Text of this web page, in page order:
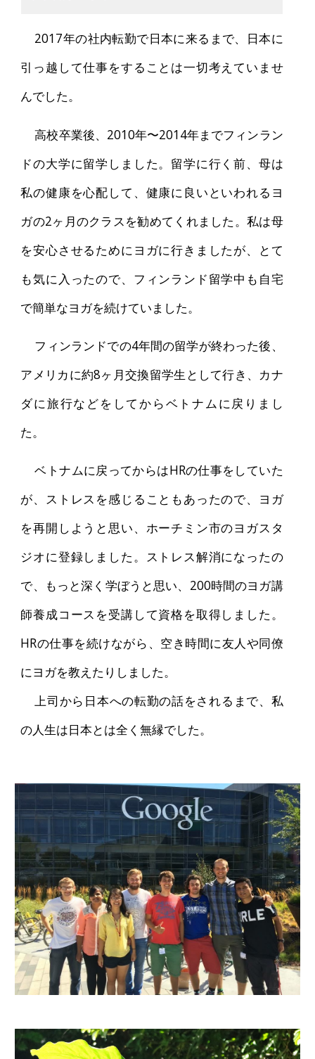
2017年の社内転勤で日本に来るまで、日本に
引っ越して仕事をすることは一切考えていませ
んでした。
高校卒業後、2010年〜2014年までフィンラン
ドの大学に留学しました。留学に行く前、母は
私の健康を心配して、健康に良いといわれるヨ
ガの2ヶ月のクラスを勧めてくれました。私は母
を安心させるためにヨガに行きましたが、とて
も気に入ったので、フィンランド留学中も自宅
で簡単なヨガを続けていました。
フィンランドでの4年間の留学が終わった後、
アメリカに約8ヶ月交換留学生として行き、カナ
ダに旅行などをしてからベトナムに戻りまし
た。
ベトナムに戻ってからはHRの仕事をしていた
が、ストレスを感じることもあったので、ヨガ
を再開しようと思い、ホーチミン市のヨガスタ
ジオに登録しました。ストレス解消になったの
で、もっと深く学ぼうと思い、200時間のヨガ講
師養成コースを受講して資格を取得しました。
HRの仕事を続けながら、空き時間に友人や同僚
にヨガを教えたりしました。
上司から日本への転勤の話をされるまで、私
の人生は日本とは全く無縁でした。